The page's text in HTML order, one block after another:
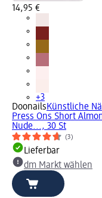
14,95 €
+3
DoonailsKünstliche
Press Ons Short
Nude..., 30 St
(3)
Lieferbar
dm Markt wählen